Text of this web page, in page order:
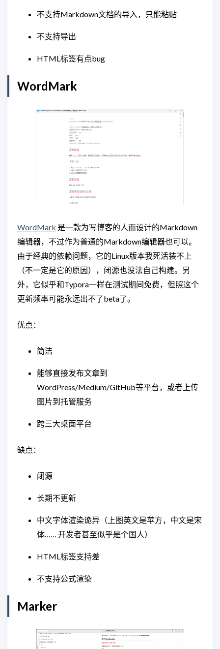
不支持Markdown文档的导入，只能粘贴
不支持导出
HTML标签有点bug
WordMark
WordMark 是一款为写博客的人而设计的Markdown
编辑器，不过作为普通的Markdown编辑器也可以。
由于经典的依赖问题，它的Linux版本我死活装不上
（不一定是它的原因），闭源也没法自己构建。另
外，它似乎和Typora一样在测试期间免费，但照这个
更新频率可能永远出不了beta了。
优点：
简洁
能够直接发布文章到
WordPress/Medium/GitHub等平台，或者上传
图片到托管服务
跨三大桌面平台
缺点：
闭源
长期不更新
中文字体渲染诡异（上图英文是苹方，中文是宋
体…… 开发者甚至似乎是个国人）
HTML标签支持差
不支持公式渲染
Marker